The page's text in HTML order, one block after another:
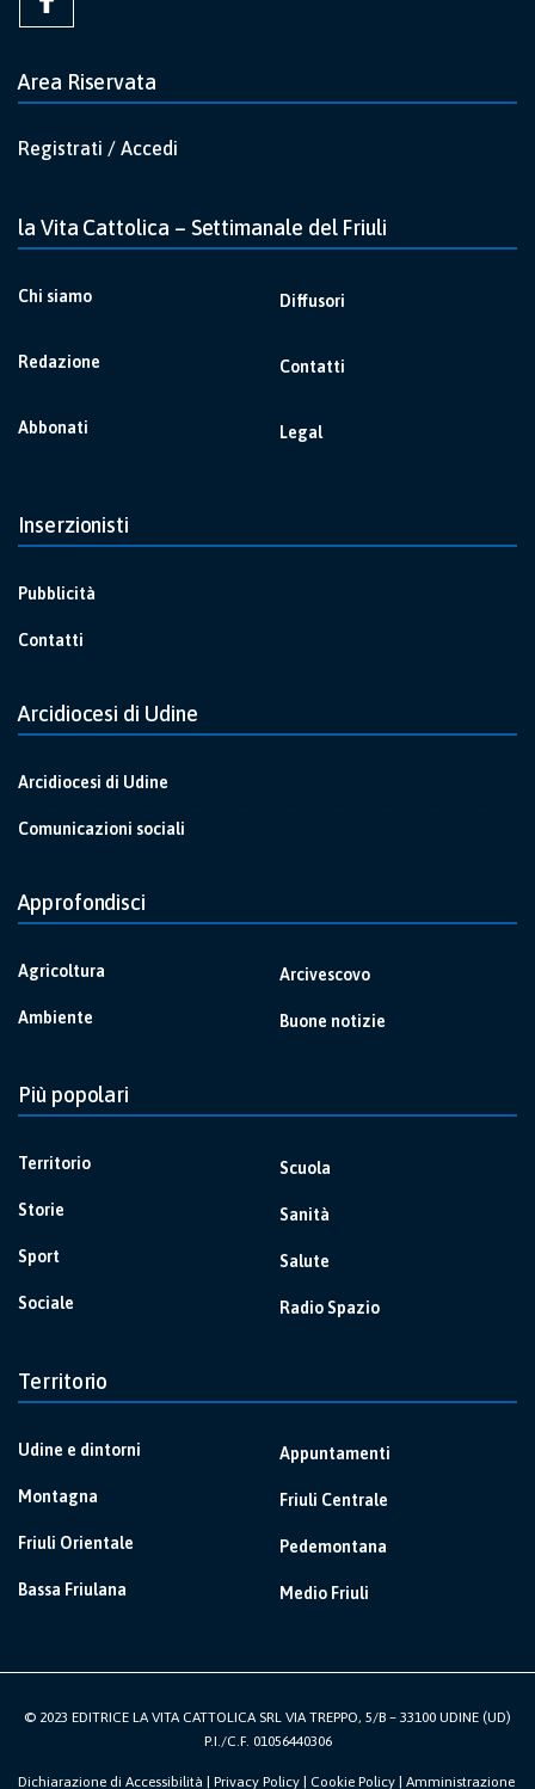
Area Riservata
Registrati / Accedi
la Vita Cattolica – Settimanale del Friuli
Chi siamo
Redazione
Abbonati
Diffusori
Contatti
Legal
Inserzionisti
Pubblicità
Contatti
Arcidiocesi di Udine
Arcidiocesi di Udine
Comunicazioni sociali
Approfondisci
Agricoltura
Ambiente
Arcivescovo
Buone notizie
Più popolari
Territorio
Storie
Sport
Sociale
Scuola
Sanità
Salute
Radio Spazio
Territorio
Udine e dintorni
Montagna
Friuli Orientale
Bassa Friulana
Appuntamenti
Friuli Centrale
Pedemontana
Medio Friuli
© 2023 EDITRICE LA VITA CATTOLICA SRL VIA TREPPO, 5/B – 33100 UDINE (UD)
P.I./C.F. 01056440306
Dichiarazione di Accessibilità Privacy Policy Cookie Policy Amministrazione